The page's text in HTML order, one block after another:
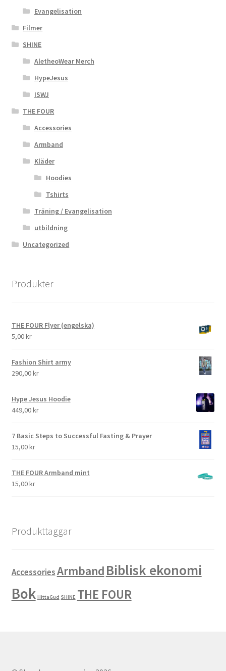
Evangelisation
Filmer
SHINE
AletheoWear Merch
HypeJesus
ISWJ
THE FOUR
Accessories
Armband
Kläder
Hoodies
Tshirts
Träning / Evangelisation
utbildning
Uncategorized
Produkter
THE FOUR Flyer (engelska)
5,00kr
Fashion Shirt army
290,00kr
Hype Jesus Hoodie
449,00kr
7 Basic Steps to Successful Fasting & Prayer
15,00kr
THE FOUR Armband mint
15,00kr
Produkttaggar
AccessoriesArmband Biblisk ekonomi
Bok HittaGud SHINE THE FOUR